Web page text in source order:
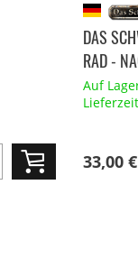
DAS
RAD -
Auf
33,00